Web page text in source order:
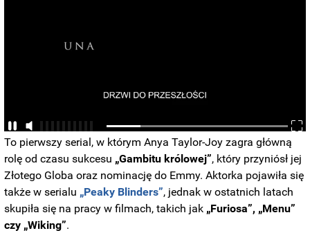
To pierwszy serial, w którym Anya Taylor-Joy zagra główną
rolę od czasu sukcesu „Gambitu królowej”, który przyniósł jej
Złotego Globa oraz nominację do Emmy. Aktorka pojawiła się
także w serialu „Peaky Blinders”, jednak w ostatnich latach
skupiła się na pracy w filmach, takich jak „Furiosa”, „Menu”
czy „Wiking”.